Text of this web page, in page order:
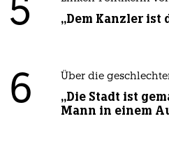
5 „Dem Kanzler ist
6 Über die
„Die Stadt ist
Mann in einem